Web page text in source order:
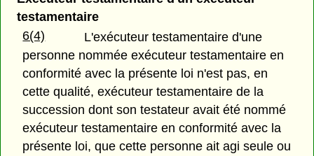
testamentaire
6(4)
L'exécuteur testamentaire d'une
personne nommée exécuteur testamentaire en
conformité avec la présente loi n'est pas, en
cette qualité, exécuteur testamentaire de la
succession dont son testateur avait été nommé
exécuteur testamentaire en conformité avec la
présente loi, que cette personne ait agi seule ou